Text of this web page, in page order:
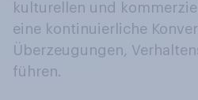
kulturellen und
eine kontinuierliche
Überzeugungen,
führen.